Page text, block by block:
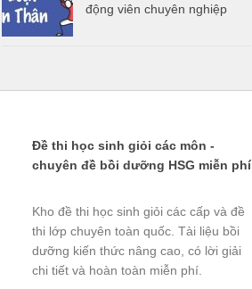
động viên chuyên nghiệp
Đề thi học sinh giỏi các môn -
chuyên đề bồi dưỡng HSG miễn phí
Kho đề thi học sinh giỏi các cấp và đề
thi lớp chuyên toàn quốc. Tài liệu bồi
dưỡng kiến thức nâng cao, có lời giải
chi tiết và hoàn toàn miễn phí.